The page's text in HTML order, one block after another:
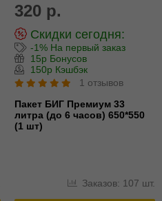
320 р.
Скидки сегодня:
-1% На первый заказ
15р Бонусов
150р Кэшбэк
1 отзывов
Пакет БИГ Премиум 33
литра (до 6 часов) 650*550
(1 шт)
Заказов: 107 шт.